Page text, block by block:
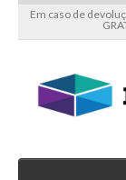
Em caso de